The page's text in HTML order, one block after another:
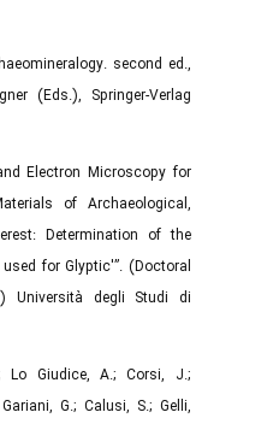
second ed.,
(Eds.), Springer-Verlag
Electron Microscopy for
of Archaeological,
Determination of the
used for Glyptic'”. (Doctoral
Università degli Studi di
Lo Giudice, A.; Corsi, J.;
G.; Calusi, S.; Gelli,